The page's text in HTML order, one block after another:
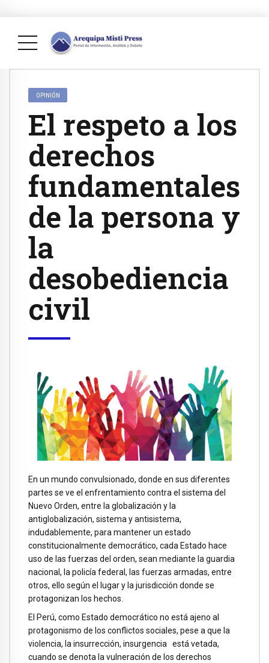
OPINIÓN
El respeto a los
derechos
fundamentales
de la persona y
la
desobediencia
civil
En un mundo convulsionado, donde en sus diferentes
partes se ve el enfrentamiento contra el sistema del
Nuevo Orden, entre la globalización y la
antiglobalización, sistema y antisistema,
indudablemente, para mantener un estado
constitucionalmente democrático, cada Estado hace
uso de las fuerzas del orden, sean mediante la guardia
nacional, la policía federal, las fuerzas armadas, entre
otros, ello según el lugar y la jurisdicción donde se
protagonizan los hechos.
El Perú, como Estado democrático no está ajeno al
protagonismo de los conflictos sociales, pese a que la
violencia, la insurrección, insurgencia está vetada,
cuando se denota la vulneración de los derechos